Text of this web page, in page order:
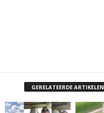
GERELATEERDE ARTIKELEN